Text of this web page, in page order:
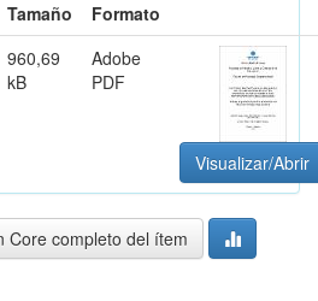
Tamaño
Formato
960,69
kB
Adobe
PDF
Visualizar/Abrir
Core completo del ítem